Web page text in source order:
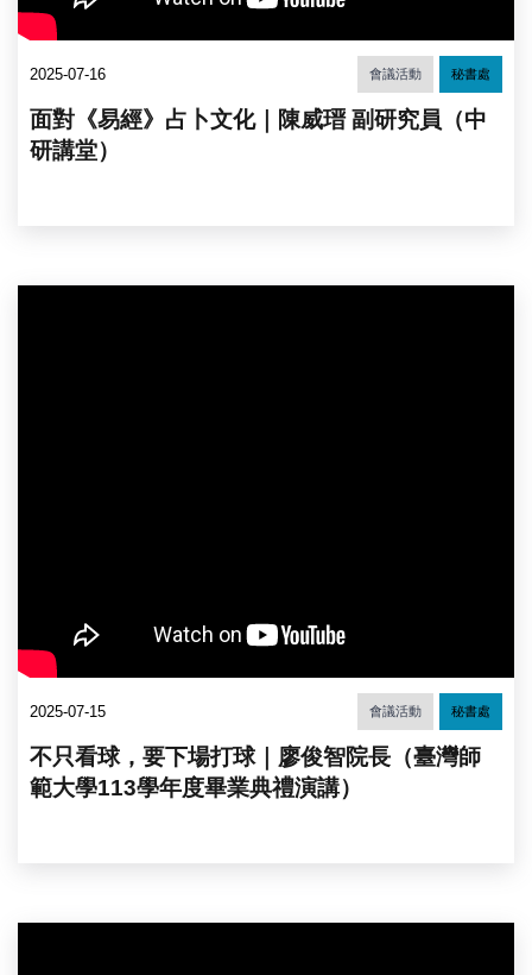
2025-07-16 會議活動 秘書處
面對《易經》占卜文化｜陳威瑨 副研究員（中
研講堂）
2025-07-15 會議活動 秘書處
不只看球，要下場打球｜廖俊智院長（臺灣師
範大學113學年度畢業典禮演講）